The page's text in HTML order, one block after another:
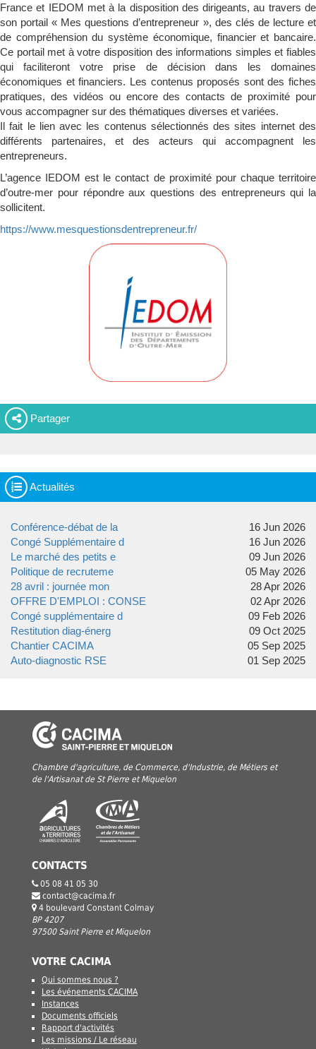
France et IEDOM met à la disposition des dirigeants, au travers de
son portail « Mes questions d’entrepreneur », des clés de lecture et
de compréhension du système économique, financier et bancaire.
Ce portail met à votre disposition des informations simples et fiables
qui faciliteront votre prise de décision dans les domaines
économiques et financiers. Les contenus proposés sont des fiches
pratiques, des vidéos ou encore des contacts de proximité pour
vous accompagner sur des thématiques diverses et variées.
Il fait le lien avec les contenus sélectionnés des sites internet des
différents partenaires, et des acteurs qui accompagnent les
entrepreneurs.
L’agence IEDOM est le contact de proximité pour chaque territoire
d’outre-mer pour répondre aux questions des entrepreneurs qui la
sollicitent.
https://www.mesquestionsdentrepreneur.fr/
Partager
Actualités
Conférence-débat de la
16 Jun 2026
Congé Supplémentaire d
16 Jun 2026
Le marché des petits e
09 Jun 2026
Politique de recruteme
05 May 2026
28 avril : journée mon
28 Apr 2026
OFFRE D'EMPLOI : CONSE
02 Apr 2026
Congé supplémentaire d
09 Feb 2026
Restitution diag-énerg
09 Oct 2025
Chantier CACIMA
05 Sep 2025
Auto-diagnostic RSE
01 Sep 2025
Chambre d'agriculture, de Commerce, d'Industrie, de Métiers et
de l'Artisanat de St Pierre et Miquelon
CONTACTS
05 08 41 05 30
contact@cacima.fr
4 boulevard Constant Colmay
BP 4207
97500 Saint Pierre et Miquelon
VOTRE CACIMA
Qui sommes nous ?
Les événements CACIMA
Instances
Documents officiels
Rapport d'activités
Les missions / Le réseau